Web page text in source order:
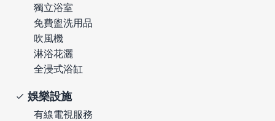
獨立浴室
免費盥洗用品
吹風機
淋浴花灑
全浸式浴缸
娛樂設施
有線電視服務